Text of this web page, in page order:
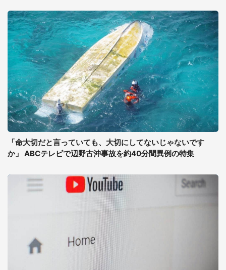
「命大切だと言っていても、大切にしてないじゃないです
か」 ABCテレビで辺野古沖事故を約40分間異例の特集